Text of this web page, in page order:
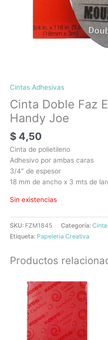
Cintas Adhesivas
Cinta Doble Faz
Handy Joe
$ 4,50
Cinta de polietileno
Adhesivo por ambas caras
3/4″ de espesor
18 mm de ancho x 3 mts de
Sin existencias
SKU: FZM1845 Categoría:
Etiqueta: Papeleria Creativa
Productos